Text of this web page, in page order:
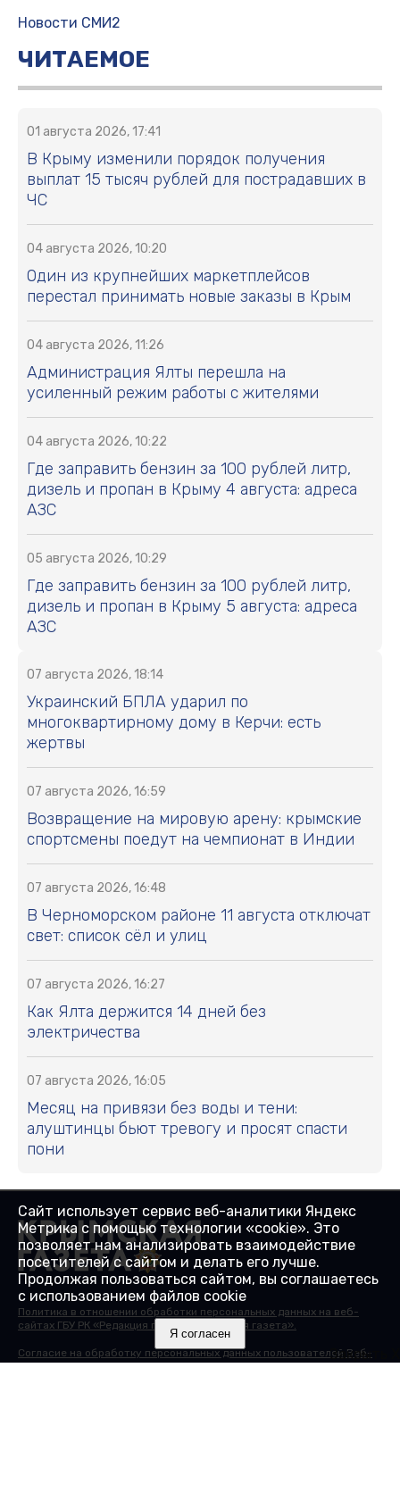
Новости СМИ2
ЧИТАЕМОЕ
01 августа 2026, 17:41
В Крыму изменили порядок получения
выплат 15 тысяч рублей для пострадавших в
ЧС
04 августа 2026, 10:20
Один из крупнейших маркетплейсов
перестал принимать новые заказы в Крым
04 августа 2026, 11:26
Администрация Ялты перешла на
усиленный режим работы с жителями
04 августа 2026, 10:22
Где заправить бензин за 100 рублей литр,
дизель и пропан в Крыму 4 августа: адреса
АЗС
05 августа 2026, 10:29
Где заправить бензин за 100 рублей литр,
дизель и пропан в Крыму 5 августа: адреса
АЗС
07 августа 2026, 18:14
Украинский БПЛА ударил по
многоквартирному дому в Керчи: есть
жертвы
07 августа 2026, 16:59
Возвращение на мировую арену: крымские
спортсмены поедут на чемпионат в Индии
07 августа 2026, 16:48
В Черноморском районе 11 августа отключат
свет: список сёл и улиц
07 августа 2026, 16:27
Как Ялта держится 14 дней без
электричества
07 августа 2026, 16:05
Месяц на привязи без воды и тени:
алуштинцы бьют тревогу и просят спасти
пони
Закрыть X
Политика в отношении обработки персональных данных на веб-
сайтах ГБУ РК «Редакция газеты «Крымская газета».
Согласие на обработку персональных данных пользователей Веб-
сайта.
Сайт использует сервис веб-аналитики Яндекс
Метрика с помощью технологии «cookie». Это
позволяет нам анализировать взаимодействие
посетителей с сайтом и делать его лучше.
Продолжая пользоваться сайтом, вы соглашаетесь
с использованием файлов cookie
Я согласен